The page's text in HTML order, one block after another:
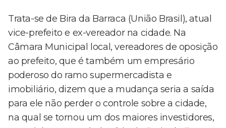
Trata-se de Bira da Barraca (União Brasil), atual
vice-prefeito e ex-vereador na cidade. Na
Câmara Municipal local, vereadores de oposição
ao prefeito, que é também um empresário
poderoso do ramo supermercadista e
imobiliário, dizem que a mudança seria a saída
para ele não perder o controle sobre a cidade,
na qual se tornou um dos maiores investidores,